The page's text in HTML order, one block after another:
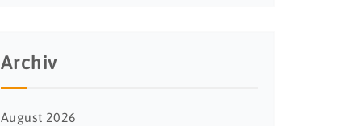
Archiv
August 2026